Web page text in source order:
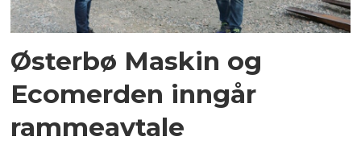
Østerbø Maskin og
Ecomerden inngår
rammeavtale